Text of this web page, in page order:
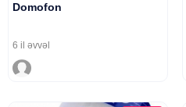
Domofon
6 il əvvəl